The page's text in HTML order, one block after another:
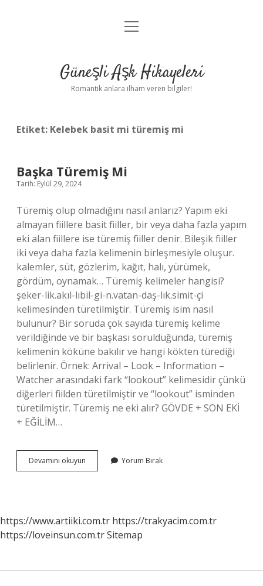
Anasayfa
Yasal Uyarı
menüyü
Güneşli Aşk Hikayeleri
Romantik anlara ilham veren bilgiler!
Etiket: Kelebek basit mi türemiş mi
Başka Türemiş Mi
Tarih: Eylül 29, 2024
Türemiş olup olmadığını nasıl anlarız? Yapım eki
almayan fiillere basit fiiller, bir veya daha fazla yapım
eki alan fiillere ise türemiş fiiller denir. Bileşik fiiller
iki veya daha fazla kelimenin birleşmesiyle oluşur.
kalemler, süt, gözlerim, kağıt, halı, yürümek,
gördüm, oynamak… Türemiş kelimeler hangisi?
şeker-lik.akıl-lıbil-gi-n.vatan-daş-lık.simit-çi
kelimesinden türetilmiştir. Türemiş isim nasıl
bulunur? Bir soruda çok sayıda türemiş kelime
verildiğinde ve bir başkası sorulduğunda, türemiş
kelimenin köküne bakılır ve hangi kökten türediği
belirlenir. Örnek: Arrival – Look – Information –
Watcher arasındaki fark “lookout” kelimesidir çünkü
diğerleri fiilden türetilmiştir ve “lookout” isminden
türetilmiştir. Türemiş ne eki alır? GÖVDE + SON EKİ
+ EĞİLİM…
Devamını okuyun
Türemiş
Yorum Bırak
https://www.artiiki.com.tr https://trakyacim.com.tr
https://loveinsun.com.trSitemap